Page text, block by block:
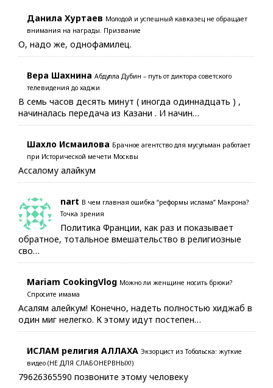
Данила Хуртаев Молодой и успешный кавказец не обращает
внимания на награды. Призвание
О, надо же, однофамилец.
Вера Шахнина Абдулла Дубин – путь от диктора советского
телевидения до хаджи
В семь часов десять минут ( иногда одиннадцать ) ,
начиналась передача из Казани . И начин…
Шахло Исмаилова Брачное агентство для мусульман работает
при Исторической мечети Москвы
Ассалому алайкум
nart В чем главная ошибка “реформы ислама” Макрона?
Точка зрения
Политика Франции, как раз и показывает
обратное, тотальное вмешательство в религиозные
сво…
Mariam CookingVlog Можно ли женщине носить брюки?
Спросите имама
Асалям алейкум! Конечно, надеть полностью хиджаб в
один миг нелегко. К этому идут постепен…
ИСЛАМ религия АЛЛАХА Экзорцист из Тобольска: жуткие
видео (НЕ ДЛЯ СЛАБОНЕРВНЫХ!)
79626365590 позвоните этому человеку